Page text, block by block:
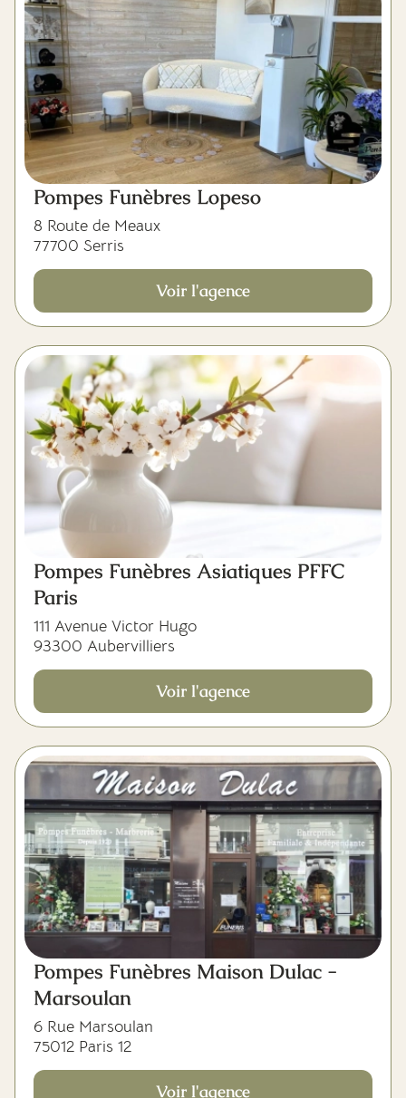
Pompes Funèbres Lopeso
8 Route de Meaux
77700 Serris
Voir l'agence
Pompes Funèbres Asiatiques PFFC
Paris
111 Avenue Victor Hugo
93300 Aubervilliers
Voir l'agence
Pompes Funèbres Maison Dulac -
Marsoulan
6 Rue Marsoulan
75012 Paris 12
Voir l'agence